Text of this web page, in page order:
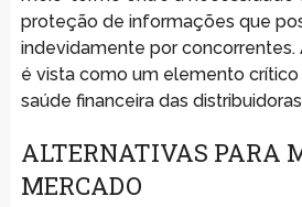
proteção de informações que
indevidamente por concorrentes.
é vista como um elemento crítico
saúde financeira das
ALTERNATIVAS PARA
MERCADO